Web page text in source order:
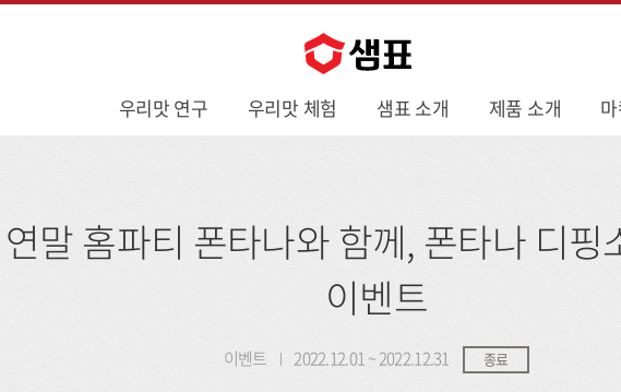
우리맛 연구 우리맛 체험 샘표 소개 제품 소개
연말 홈파티 폰타나와 함께, 폰타나 디핑
이벤트
이벤트 2022.12.01 ~ 2022.12.31 종료